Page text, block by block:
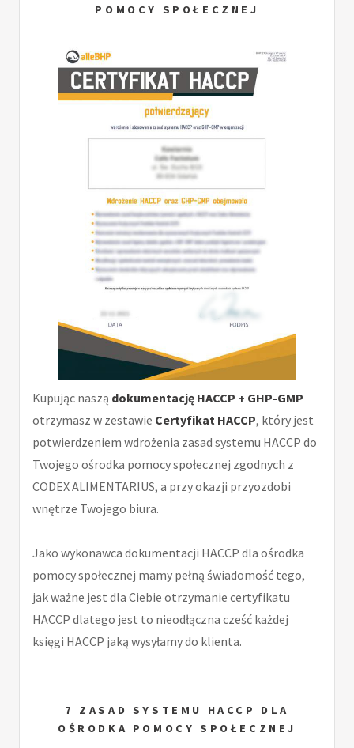
POMOCY SPOŁECZNEJ
Kupując naszą dokumentację HACCP + GHP-GMP
otrzymasz w zestawie Certyfikat HACCP, który jest
potwierdzeniem wdrożenia zasad systemu HACCP do
Twojego ośrodka pomocy społecznej zgodnych z
CODEX ALIMENTARIUS, a przy okazji przyozdobi
wnętrze Twojego biura.
Jako wykonawca dokumentacji HACCP dla ośrodka
pomocy społecznej mamy pełną świadomość tego,
jak ważne jest dla Ciebie otrzymanie certyfikatu
HACCP dlatego jest to nieodłączna cześć każdej
księgi HACCP jaką wysyłamy do klienta.
7 ZASAD SYSTEMU HACCP DLA
OŚRODKA POMOCY SPOŁECZNEJ